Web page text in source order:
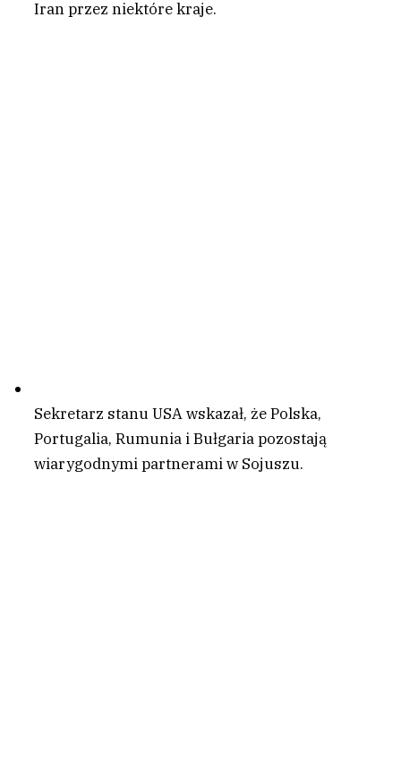
Iran przez niektóre kraje.
Sekretarz stanu USA wskazał, że Polska,
Portugalia, Rumunia i Bułgaria pozostają
wiarygodnymi partnerami w Sojuszu.